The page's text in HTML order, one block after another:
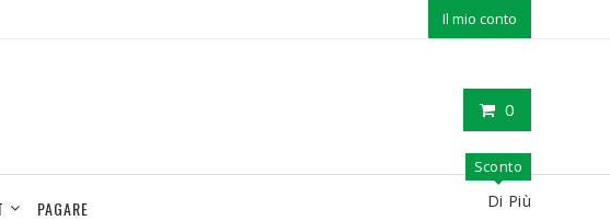
Il mio conto
0
PAGARE
Sconto
Di Più